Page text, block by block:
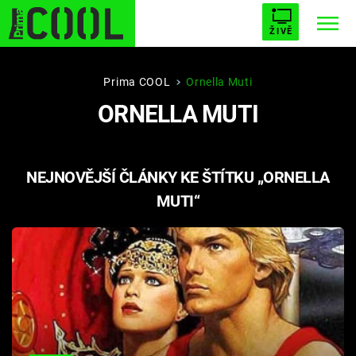
ŽIVĚ
STARHOUSE BUFFY, PŘEMOŽITELKA UPÍRŮ
PLNEJ KOTEL AVENGERS 5
Seriály
Hry
Prima COOL Ornella Muti
ORNELLA MUTI
NEJNOVĚJŠÍ ČLÁNKY KE ŠTÍTKU „ORNELLA
MUTI“